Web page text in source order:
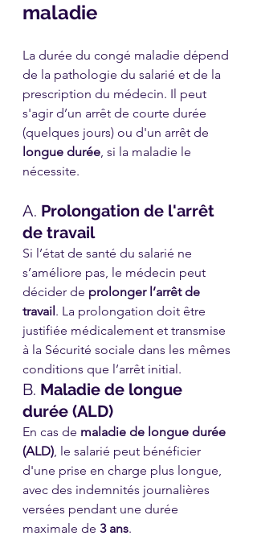
maladie
La durée du congé maladie dépend
de la pathologie du salarié et de la
prescription du médecin. Il peut
s'agir d’un arrêt de courte durée
(quelques jours) ou d'un arrêt de
longue durée, si la maladie le
nécessite.
A. Prolongation de l'arrêt
de travail
Si l’état de santé du salarié ne
s’améliore pas, le médecin peut
décider de prolonger l’arrêt de
travail. La prolongation doit être
justifiée médicalement et transmise
à la Sécurité sociale dans les mêmes
conditions que l’arrêt initial.
B. Maladie de longue
durée (ALD)
En cas de maladie de longue durée
(ALD), le salarié peut bénéficier
d'une prise en charge plus longue,
avec des indemnités journalières
versées pendant une durée
maximale de 3 ans.